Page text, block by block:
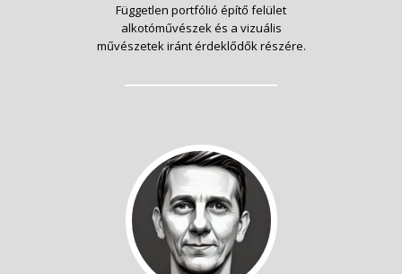
Független portfólió építő felület
alkotóművészek és a vizuális
művészetek iránt érdeklődők részére.